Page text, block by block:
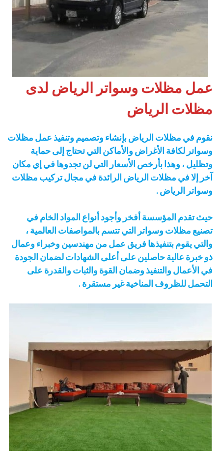
عمل مظلات وسواتر الرياض لدى
مظلات الرياض
نقوم في مظلات الرياض بإنشاء وتصميم وتنفيذ عمل مظلات
وسواتر لكافة الأغراض والأماكن التي تحتاج إلى حماية
وتظليل ، وهذا بأرخص الأسعار التي لن تجدوها في إي مكان
آخر إلا في مظلات الرياض الرائدة في مجال تركيب مظلات
وسواتر الرياض .
حيث تقدم المؤسسة أفخر وأجود أنواع المواد الخام في
تصنيع مظلات وسواتر التي تتسم بالمواصفات العالمية ،
والتي يقوم بتنفيذها فريق عمل من مهندسين وخبراء وعمال
ذو خبرة عالية حاصلين على أعلى الشهادات لضمان الجودة
في الأعمال والتنفيذ وضمان القوة والثبات والقدرة على
التحمل للظروف المناخية غير مستقرة .